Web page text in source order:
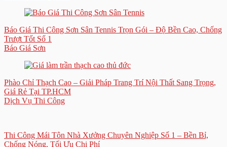
Báo Giá Thi Công Sơn Sân Tennis Trọn Gói – Độ Bền Cao, Chống
Trượt Tốt Số 1
Báo Giá Sơn
Phào Chỉ Thạch Cao – Giải Pháp Trang Trí Nội Thất Sang Trọng,
Giá Rẻ Tại TP.HCM
Dịch Vụ Thi Công
Thi Công Mái Tôn Nhà Xưởng Chuyên Nghiệp Số 1 – Bền Bỉ,
Chống Nóng, Tối Ưu Chi Phí